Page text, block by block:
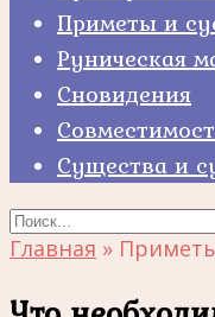
Приметы и
Руническая
Сновидения
Существа и
Search
for:
Главная »